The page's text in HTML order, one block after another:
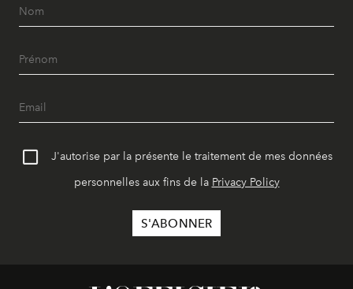
J'autorise par la présente le traitement de mes données
personnelles aux fins de la Privacy Policy